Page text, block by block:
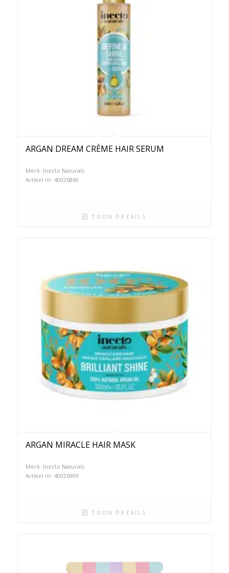
ARGAN DREAM CRÈME HAIR SERUM
Merk: Inecto Naturals
Artikel nr: 40026860
TOON DETAILS
ARGAN MIRACLE HAIR MASK
Merk: Inecto Naturals
Artikel nr: 40026909
TOON DETAILS